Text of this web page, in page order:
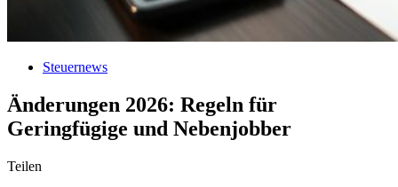
Steuernews
Änderungen 2026: Regeln für
Geringfügige und Nebenjobber
Teilen